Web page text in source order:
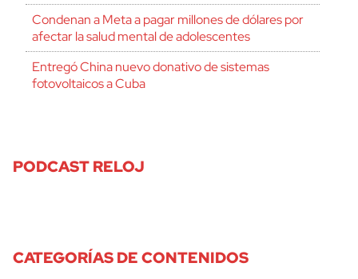
Condenan a Meta a pagar millones de dólares por
afectar la salud mental de adolescentes
Entregó China nuevo donativo de sistemas
fotovoltaicos a Cuba
PODCAST RELOJ
CATEGORÍAS DE CONTENIDOS